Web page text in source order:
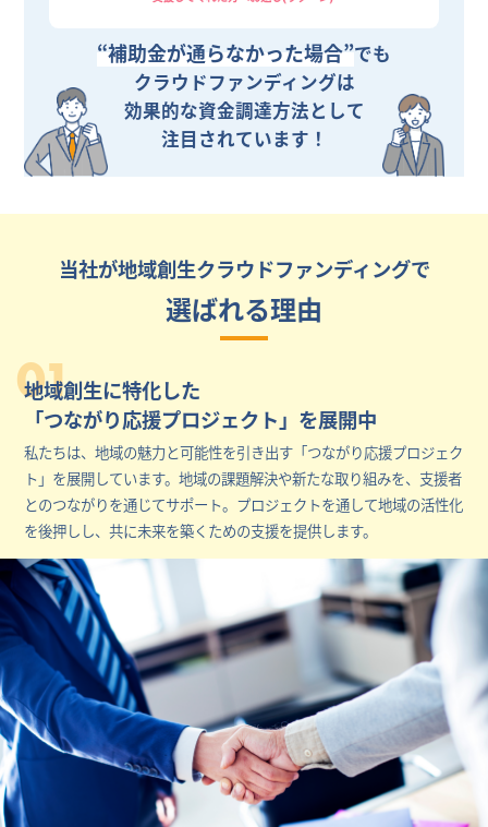
“補助金が通らなかった場合”でも
クラウドファンディングは
効果的な資金調達方法として
注目されています！
当社が地域創生クラウドファンディングで
選ばれる理由
01
地域創生に特化した
「つながり応援プロジェクト」を展開中
私たちは、地域の魅力と可能性を引き出す「つながり応援プロジェク
ト」を展開しています。地域の課題解決や新たな取り組みを、支援者
とのつながりを通じてサポート。プロジェクトを通して地域の活性化
を後押しし、共に未来を築くための支援を提供します。